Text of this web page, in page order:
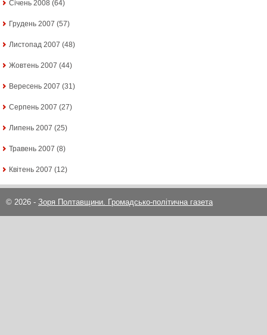
Січень 2008 (64)
Грудень 2007 (57)
Листопад 2007 (48)
Жовтень 2007 (44)
Вересень 2007 (31)
Серпень 2007 (27)
Липень 2007 (25)
Травень 2007 (8)
Квітень 2007 (12)
© 2026 - Зоря Полтавщини. Громадсько-політична газета